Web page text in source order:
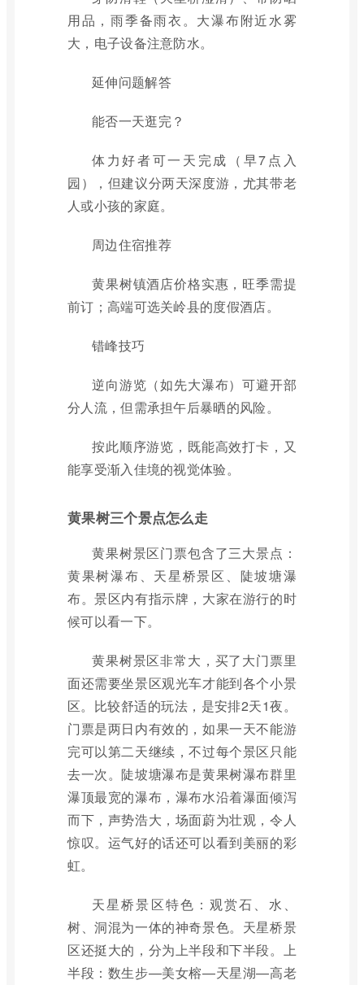
用品，雨季备雨衣。大瀑布附近水雾
大，电子设备注意防水。
延伸问题解答
能否一天逛完？
体力好者可一天完成（早7点入
园），但建议分两天深度游，尤其带老
人或小孩的家庭。
周边住宿推荐
黄果树镇酒店价格实惠，旺季需提
前订；高端可选关岭县的度假酒店。
错峰技巧
逆向游览（如先大瀑布）可避开部
分人流，但需承担午后暴晒的风险。
按此顺序游览，既能高效打卡，又
能享受渐入佳境的视觉体验。
黄果树三个景点怎么走
黄果树景区门票包含了三大景点：
黄果树瀑布、天星桥景区、陡坡塘瀑
布。景区内有指示牌，大家在游行的时
候可以看一下。
黄果树景区非常大，买了大门票里
面还需要坐景区观光车才能到各个小景
区。比较舒适的玩法，是安排2天1夜。
门票是两日内有效的，如果一天不能游
完可以第二天继续，不过每个景区只能
去一次。陡坡塘瀑布是黄果树瀑布群里
瀑顶最宽的瀑布，瀑布水沿着瀑面倾泻
而下，声势浩大，场面蔚为壮观，令人
惊叹。运气好的话还可以看到美丽的彩
虹。
天星桥景区特色：观赏石、水、
树、洞混为一体的神奇景色。天星桥景
区还挺大的，分为上半段和下半段。上
半段：数生步—美女榕—天星湖—高老